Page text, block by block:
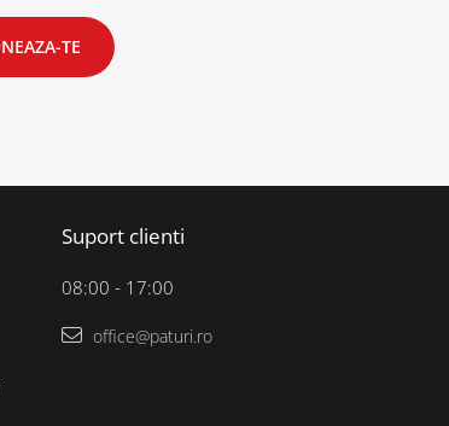
Suport clienti
08:00 - 17:00
office@paturi.ro